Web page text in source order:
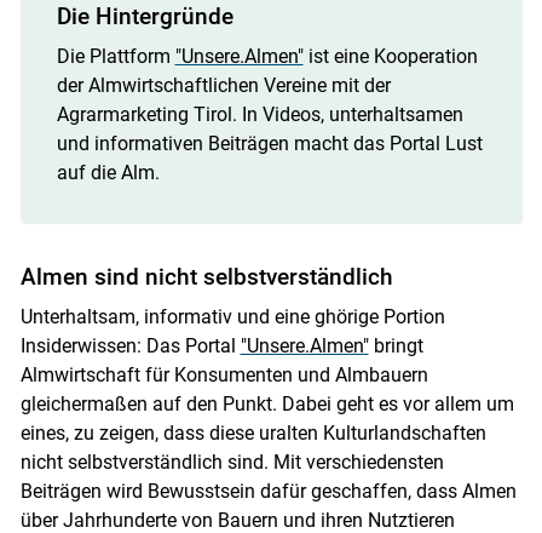
Die Hintergründe
Die Plattform "Unsere.Almen"ist eine Kooperation
der Almwirtschaftlichen Vereine mit der
Agrarmarketing Tirol. In Videos, unterhaltsamen
und informativen Beiträgen macht das Portal Lust
auf die Alm.
Almen sind nicht selbstverständlich
Unterhaltsam, informativ und eine ghörige Portion
Insiderwissen: Das Portal "Unsere.Almen"bringt
Almwirtschaft für Konsumenten und Almbauern
gleichermaßen auf den Punkt. Dabei geht es vor allem um
eines, zu zeigen, dass diese uralten Kulturlandschaften
nicht selbstverständlich sind. Mit verschiedensten
Beiträgen wird Bewusstsein dafür geschaffen, dass Almen
über Jahrhunderte von Bauern und ihren Nutztieren